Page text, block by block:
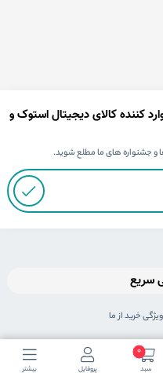
0
سبد پروفایل بیشتر
کننده کالای دیجیتال استوک و
و جشنواره های ما مطلع شوید.
سریع
ویژگی خرید از ما
رویه های ارسال سفارش